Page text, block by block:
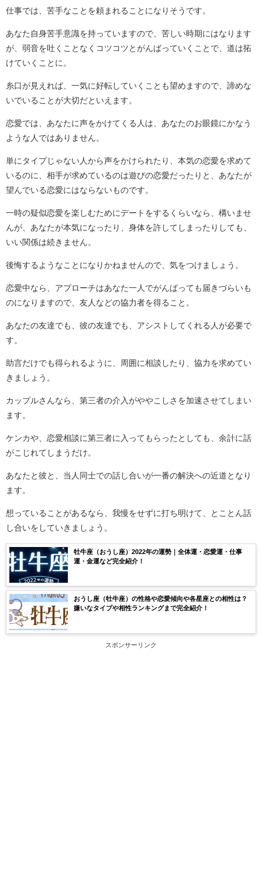
仕事では、苦手なことを頼まれることになりそうです。
あなた自身苦手意識を持っていますので、苦しい時期にはなります
が、弱音を吐くことなくコツコツとがんばっていくことで、道は拓
けていくことに。
糸口が見えれば、一気に好転していくことも望めますので、諦めな
いでいることが大切だといえます。
恋愛では、あなたに声をかけてくる人は、あなたのお眼鏡にかなう
ような人ではありません。
単にタイプじゃない人から声をかけられたり、本気の恋愛を求めて
いるのに、相手が求めているのは遊びの恋愛だったりと、あなたが
望んでいる恋愛にはならないものです。
一時の疑似恋愛を楽しむためにデートをするくらいなら、構いませ
んが、あなたが本気になったり、身体を許してしまったりしても、
いい関係は続きません。
後悔するようなことになりかねませんので、気をつけましょう。
恋愛中なら、アプローチはあなた一人でがんばっても届きづらいも
のになりますので、友人などの協力者を得ること。
あなたの友達でも、彼の友達でも、アシストしてくれる人が必要で
す。
助言だけでも得られるように、周囲に相談したり、協力を求めてい
きましょう。
カップルさんなら、第三者の介入がややこしさを加速させてしまい
ます。
ケンカや、恋愛相談に第三者に入ってもらったとしても、余計に話
がこじれてしまうだけ。
あなたと彼と、当人同士での話し合いが一番の解決への近道となり
ます。
想っていることがあるなら、我慢をせずに打ち明けて、とことん話
し合いをしていきましょう。
牡牛座（おうし座）2022年の運勢｜全体運・恋愛運・仕事
運・金運など完全紹介！
おうし座（牡牛座）の性格や恋愛傾向や各星座との相性は？
嫌いなタイプや相性ランキングまで完全紹介！
スポンサーリンク